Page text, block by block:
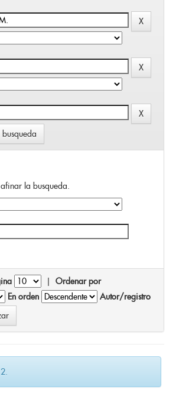
la busqueda.
| Ordenar por
En orden
Autor/registro